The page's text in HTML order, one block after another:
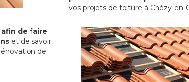
vos projets de toiture à Chézy-en-
de faire
et de savoir
de